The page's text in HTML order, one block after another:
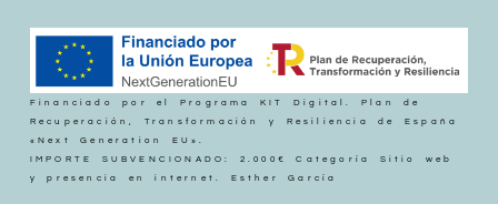
Financiado por el Programa KIT Digital. Plan de
Recuperación, Transformación y Resiliencia de España
«Next Generation EU».
IMPORTE SUBVENCIONADO: 2.000€ Categoría Sitio web
y presencia en internet. Esther García